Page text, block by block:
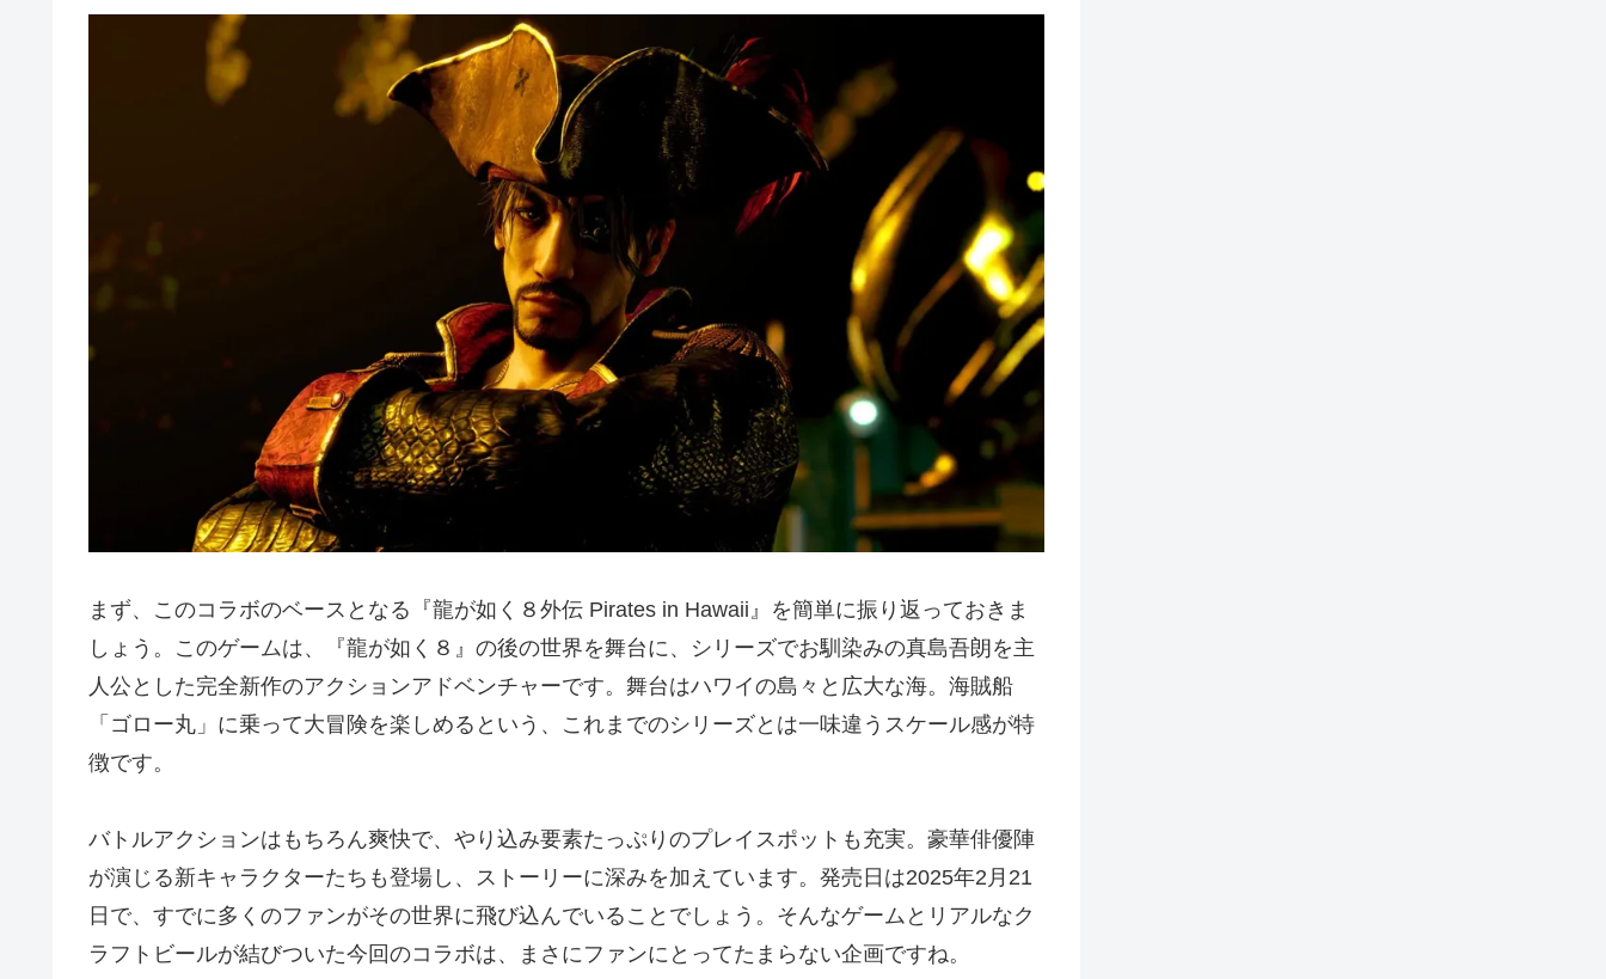
まず、このコラボのベースとなる『龍が如く８外伝 Pirates in Hawaii』を簡単に振り返っておきま
しょう。このゲームは、『龍が如く８』の後の世界を舞台に、シリーズでお馴染みの真島吾朗を主
人公とした完全新作のアクションアドベンチャーです。舞台はハワイの島々と広大な海。海賊船
「ゴロー丸」に乗って大冒険を楽しめるという、これまでのシリーズとは一味違うスケール感が特
徴です。
バトルアクションはもちろん爽快で、やり込み要素たっぷりのプレイスポットも充実。豪華俳優陣
が演じる新キャラクターたちも登場し、ストーリーに深みを加えています。発売日は2025年2月21
日で、すでに多くのファンがその世界に飛び込んでいることでしょう。そんなゲームとリアルなク
ラフトビールが結びついた今回のコラボは、まさにファンにとってたまらない企画ですね。